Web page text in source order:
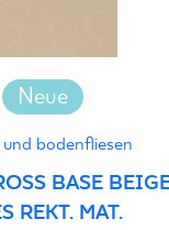
Neue
bodenfliesen
BASE
REKT. MAT.